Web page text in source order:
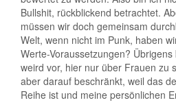
Bullshit, rückblickend betrachtet.
müssen wir doch gemeinsam
Welt, wenn nicht im Punk, haben
Werte-Voraussetzungen?
weird vor, hier nur über Frauen zu
aber darauf beschränkt, weil das
Reihe ist und meine persönlichen